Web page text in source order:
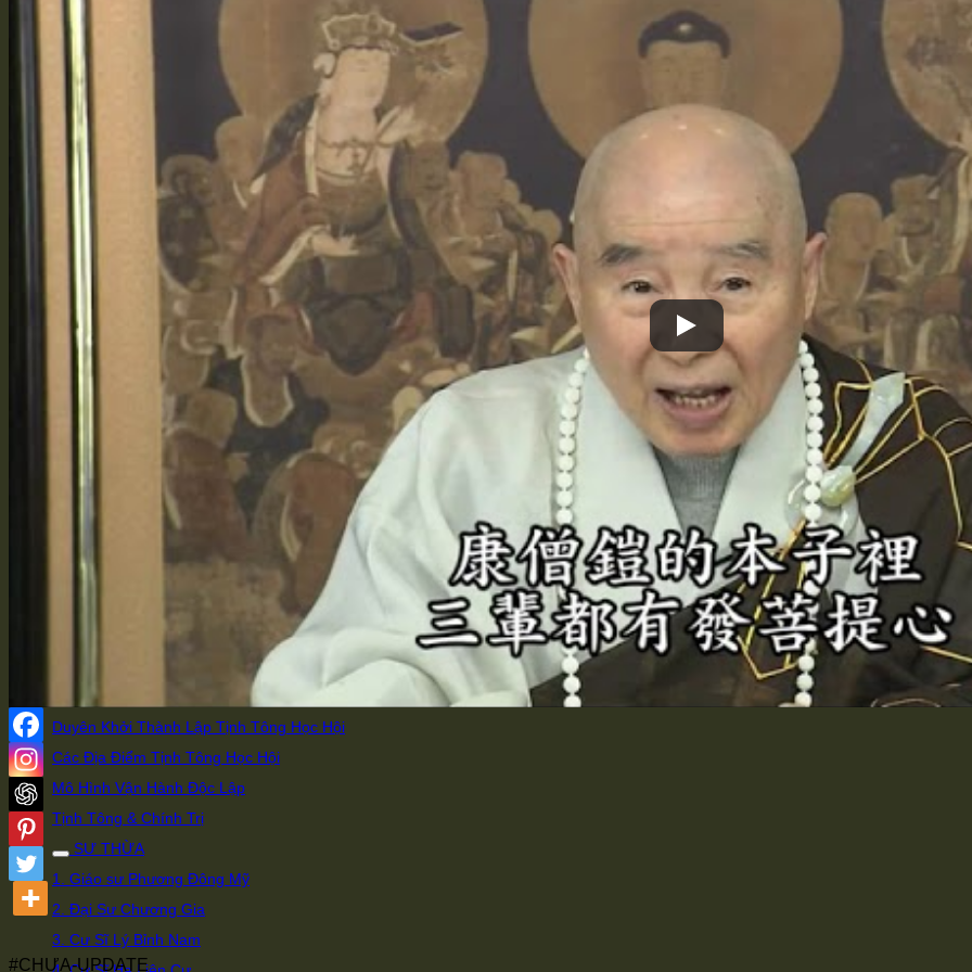
Vì Sao Xuất Gia
Bí Quyết Giảng Kinh
Học Tập Sư Thừa
Đồng Tham Đạo Hữu
Truyền Pháp Qua Mạng
Quả Báo Của Bản Thân
Cuốn Sách Nho Đầu Tiên
Cuốn Kinh Phật Đầu Tiên
Từ Không Vọng Ngữ Mà Bắt Đầu
Giới Thiệu Thiện Tri Thức
Hoằng Pháp & Hộ Pháp
Tôi Đến Để Làm Hộ Pháp
Hai Chìa Khóa Học Phật Học Nho
Chọn Di Đà Yếu Giải
Súc Sanh Hiểu Lòng Người
Trà Thô Cơm Đạm Giữ Bình An
Giới Thiệu Đạo Sư của Tịnh Tông Học Hội
Duyên Khởi Thành Lập Tịnh Tông Học Hội
Các Địa Điểm Tịnh Tông Học Hội
Mô Hình Vận Hành Độc Lập
Tịnh Tông & Chính Trị
SƯ THỪA
1. Giáo sư Phương Đông Mỹ
2. Đại Sư Chương Gia
3. Cư Sĩ Lý Bỉnh Nam
#CHƯA-UPDATE